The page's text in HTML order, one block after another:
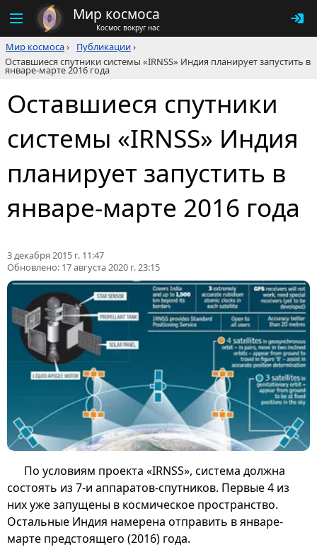
Мир космоса
Космос вокруг нас
Мир космоса› Публикации›
Оставшиеся спутники системы «IRNSS» Индия планирует запустить в
январе-марте 2016 года
Оставшиеся спутники
системы «IRNSS» Индия
планирует запустить в
январе-марте 2016 года
3 декабря 2015 г. 11:47
Обновлено: 17 августа 2020 г. 23:15
По условиям проекта «IRNSS», система должна
состоять из 7-и аппаратов-спутников. Первые 4 из
них уже запущены в космическое пространство.
Остальные Индия намерена отправить в январе-
марте предстоящего (2016) года.